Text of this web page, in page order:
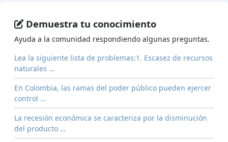
Demuestra tu conocimiento
Ayuda a la comunidad respondiendo algunas preguntas.
Lea la siguiente lista de problemas:1. Escasez de recursos
naturales …
En Colombia, las ramas del poder público pueden ejercer
control …
La recesión económica se caracteriza por la disminución
del producto …